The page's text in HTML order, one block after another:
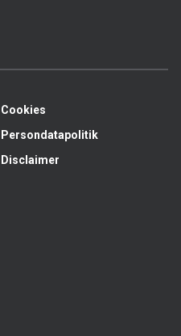
Cookies
Persondatapolitik
Disclaimer